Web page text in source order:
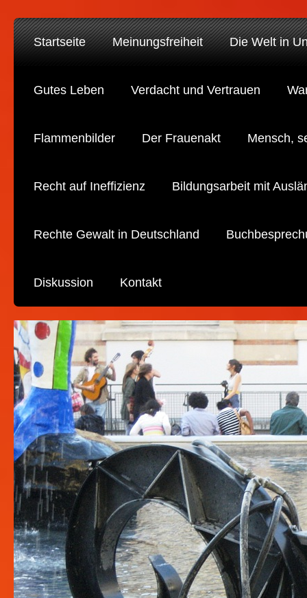
Startseite Meinungsfreiheit Die Welt in
Gutes Leben Verdacht und Vertrauen
Flammenbilder Der Frauenakt Mensch,
Recht auf Ineffizienz Bildungsarbeit mit
Rechte Gewalt in Deutschland
Diskussion Kontakt